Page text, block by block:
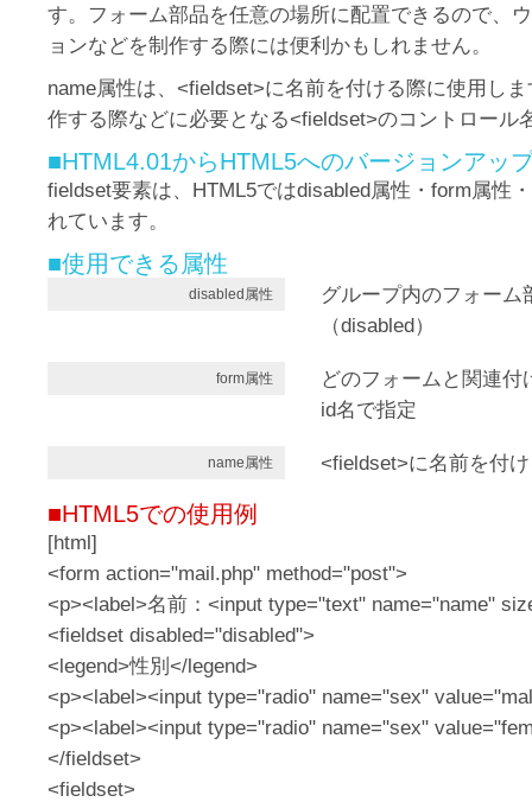
す。フォーム部品を任意の場所に配置できるので、
ョンなどを制作する際には便利かもしれません。
name属性は、<fieldset>に名前を付ける際に使用し
作する際などに必要となる<fieldset>のコントロール
■HTML4.01からHTML5へのバージョンアッ
fieldset要素は、HTML5ではdisabled属性・form属性
れています。
■使用できる属性
disabled属性
グループ内のフォーム
（disabled）
form属性
どのフォームと関連付
id名で指定
name属性 <fieldset>に名前を付
■HTML5での使用例
[html]
<form action="mail.php" method="post">
<p><label>名前：<input type="text" name="name"
<fieldset disabled="disabled">
<legend>性別</legend>
<p><label><input type="radio" name="sex"
<p><label><input type="radio" name="sex"
</fieldset>
<fieldset>